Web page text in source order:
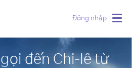
Đăng nhập
đến Chi-lê từ